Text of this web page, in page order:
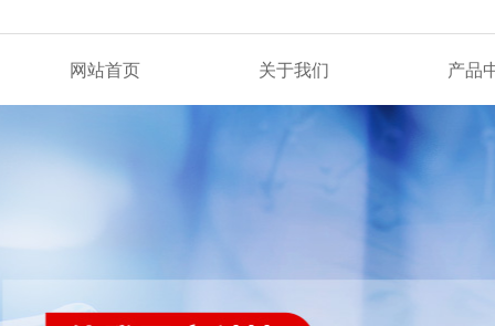
网站首页 关于我们 产品